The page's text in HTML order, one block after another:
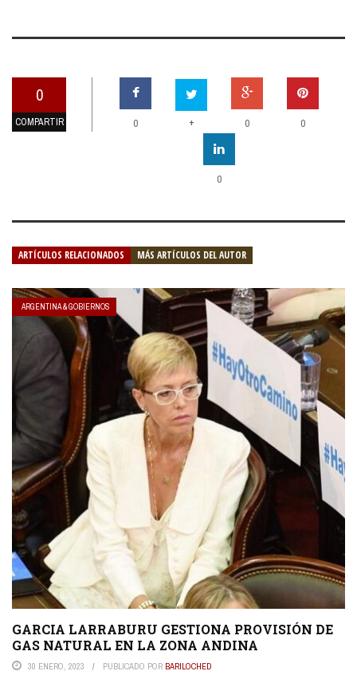
0
COMPARTIR 0 + 0 0
0
ARTÍCULOS RELACIONADOS MÁS ARTÍCULOS DEL AUTOR
ARGENTINA & GOBIERNOS
GARCIA LARRABURU GESTIONA PROVISIÓN DE
GAS NATURAL EN LA ZONA ANDINA
30 ENERO, 2023 PUBLICADO POR BARILOCHED